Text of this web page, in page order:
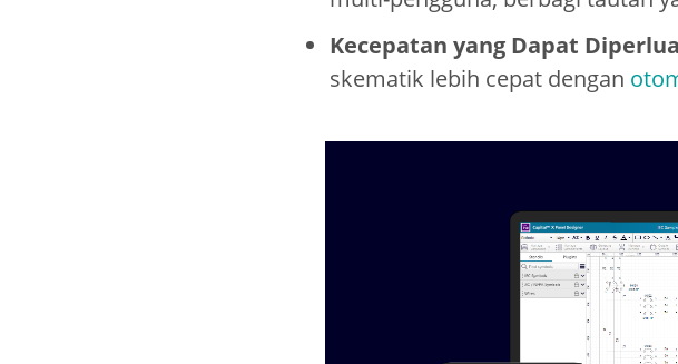
Kecepatan yang Dapat
skematik lebih cepat dengan